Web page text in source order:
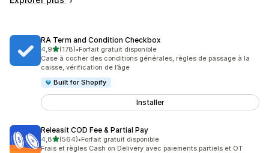
RA Term and Condition Checkbox
4,9étoile(s) sur 5
(178)
178 avis au total
•Forfait gratuit disponible
Case à cocher des conditions générales, règles de passage à la
caisse, vérification de l’âge
Built for Shopify
Installer
Releasit COD Fee & Partial Pay
4,8étoile(s) sur 5
(564)
564 avis au total
•Forfait gratuit disponible
Frais et règles Cash on Delivery avec paiements partiels et OT